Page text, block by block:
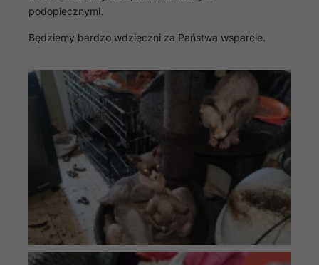
podopiecznymi.
Będziemy bardzo wdzięczni za Państwa wsparcie.